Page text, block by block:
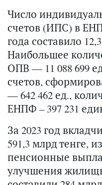
Число
счетов (ИПС) в
года составило
Наибольшее
ОПВ — 11 088 699
счетов,
— 642 462 ед.,
ЕНПФ – 397 231
За 2023 год
591,3 млрд тенге,
пенсионные
улучшения